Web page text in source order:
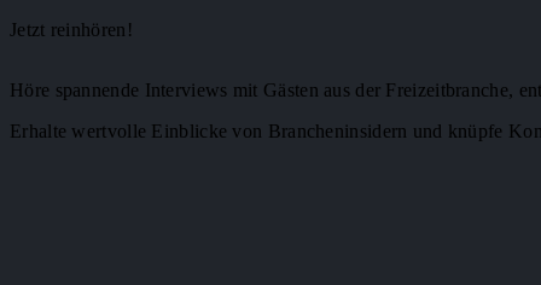
Jetzt reinhören!
Höre spannende Interviews mit Gästen aus der Freizeitbranche,
Erhalte wertvolle Einblicke von Brancheninsidern und knüpfe